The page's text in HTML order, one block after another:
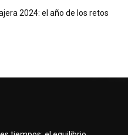
2024: el año de los retos